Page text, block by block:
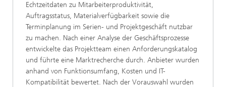
Echtzeitdaten zu Mitarbeiterproduktivität,
Auftragsstatus, Materialverfügbarkeit sowie die
Terminplanung im Serien- und Projektgeschäft nutzbar
zu machen. Nach einer Analyse der Geschäftsprozesse
entwickelte das Projektteam einen Anforderungskatalog
und führte eine Marktrecherche durch. Anbieter wurden
anhand von Funktionsumfang, Kosten und IT-
Kompatibilität bewertet. Nach der Vorauswahl wurden